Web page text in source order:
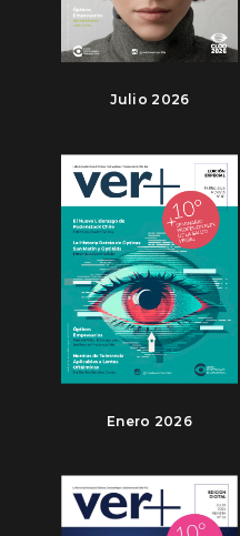
Julio 2026
Enero 2026